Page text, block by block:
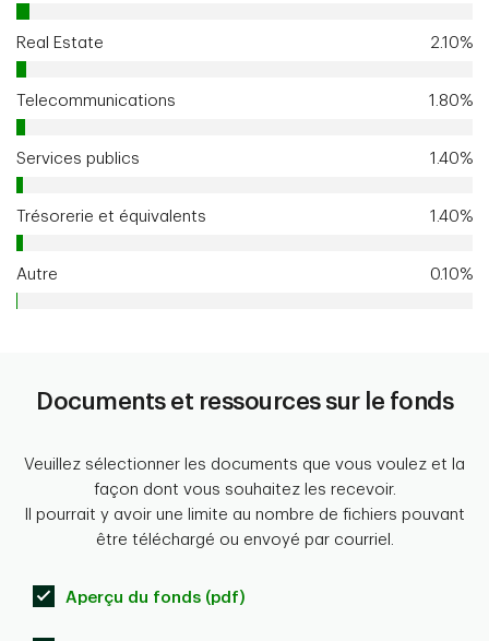
Real Estate 2.10%
Telecommunications 1.80%
Services publics 1.40%
Trésorerie et équivalents 1.40%
Autre 0.10%
Documents et ressources sur le fonds
Veuillez sélectionner les documents que vous voulez et la
façon dont vous souhaitez les recevoir.
Il pourrait y avoir une limite au nombre de fichiers pouvant
être téléchargé ou envoyé par courriel.
Aperçu du fonds (pdf)